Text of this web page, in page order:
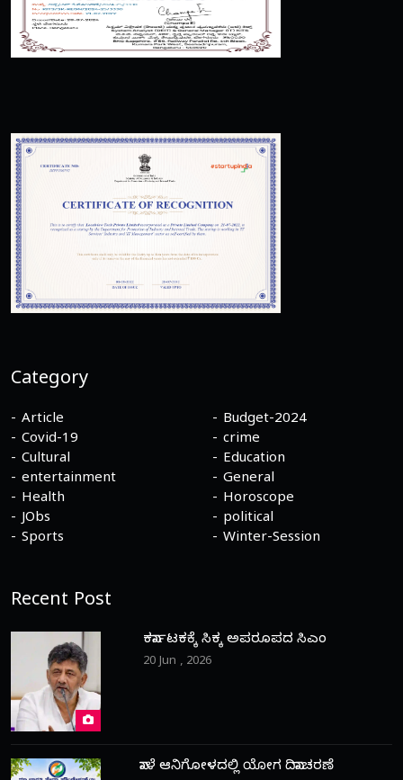
Category
Article
Budget-2024
Covid-19
crime
Cultural
Education
entertainment
General
Health
Horoscope
JObs
political
Sports
Winter-Session
Recent Post
ಕರ್ನಾಟಕಕ್ಕೆ ಸಿಕ್ಕ ಅಪರೂಪದ ಸಿಎಂ
20 Jun , 2026
ನಾಳೆ ಆನಿಗೋಳದಲ್ಲಿ ಯೋಗ ದಿನಾಚರಣೆ